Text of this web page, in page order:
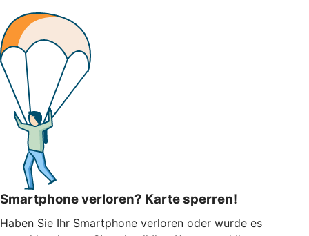
Smartphone verloren? Karte sperren!
Haben Sie Ihr Smartphone verloren oder wurde es